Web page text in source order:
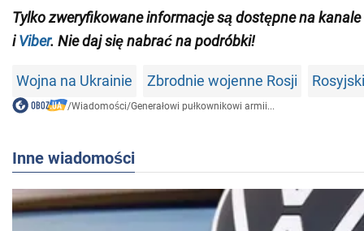
Tylko zweryfikowane informacje są dostępne na kanale
iViber. Nie daj się nabrać na podróbki!
Wojna na Ukrainie Zbrodnie wojenne Rosji
/Wiadomości/Generałowi pułkownikowi armii...
Inne wiadomości